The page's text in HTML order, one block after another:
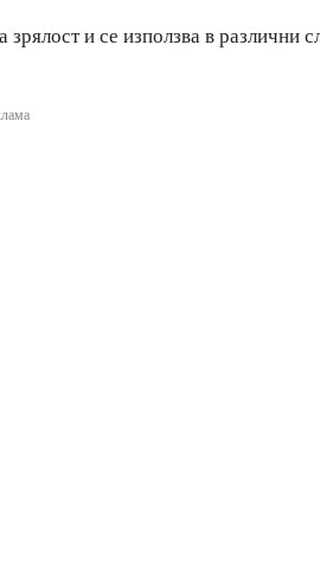
и се използва в различни